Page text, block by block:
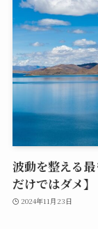
波動を整える
だけではダメ】
2024年11月23日